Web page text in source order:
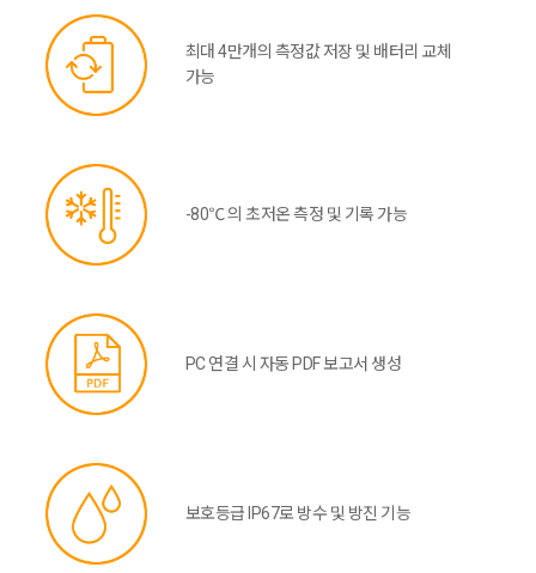
최대 4만개의 측정값 저장 및 배터리 교체
가능
-80℃ 의 초저온 측정 및 기록 가능
PC 연결 시 자동 PDF 보고서 생성
보호등급 IP67로 방수 및 방진 기능